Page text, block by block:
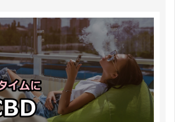
の説明
定開
時まで当日発送 12月29
日(木)：休業 12月30日
(金)：休業 12月 ...